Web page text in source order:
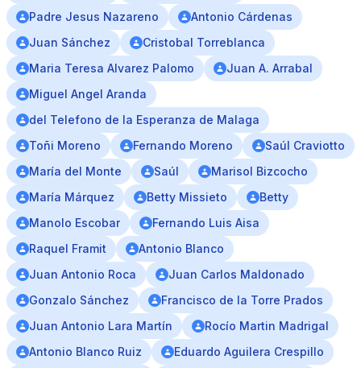
Padre Jesus Nazareno
Antonio Cárdenas
Juan Sánchez
Cristobal Torreblanca
Maria Teresa Alvarez Palomo
Juan A. Arrabal
Miguel Angel Aranda
del Telefono de la Esperanza de Malaga
Toñi Moreno
Fernando Moreno
Saúl Craviotto
María del Monte
Saúl
Marisol Bizcocho
María Márquez
Betty Missieto
Betty
Manolo Escobar
Fernando Luis Aisa
Raquel Framit
Antonio Blanco
Juan Antonio Roca
Juan Carlos Maldonado
Gonzalo Sánchez
Francisco de la Torre Prados
Juan Antonio Lara Martín
Rocío Martin Madrigal
Antonio Blanco Ruiz
Eduardo Aguilera Crespillo